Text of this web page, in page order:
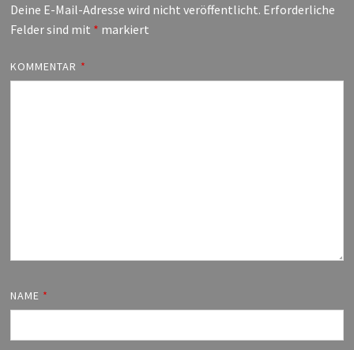
Deine E-Mail-Adresse wird nicht veröffentlicht. Erforderliche
Felder sind mit * markiert
KOMMENTAR *
NAME *